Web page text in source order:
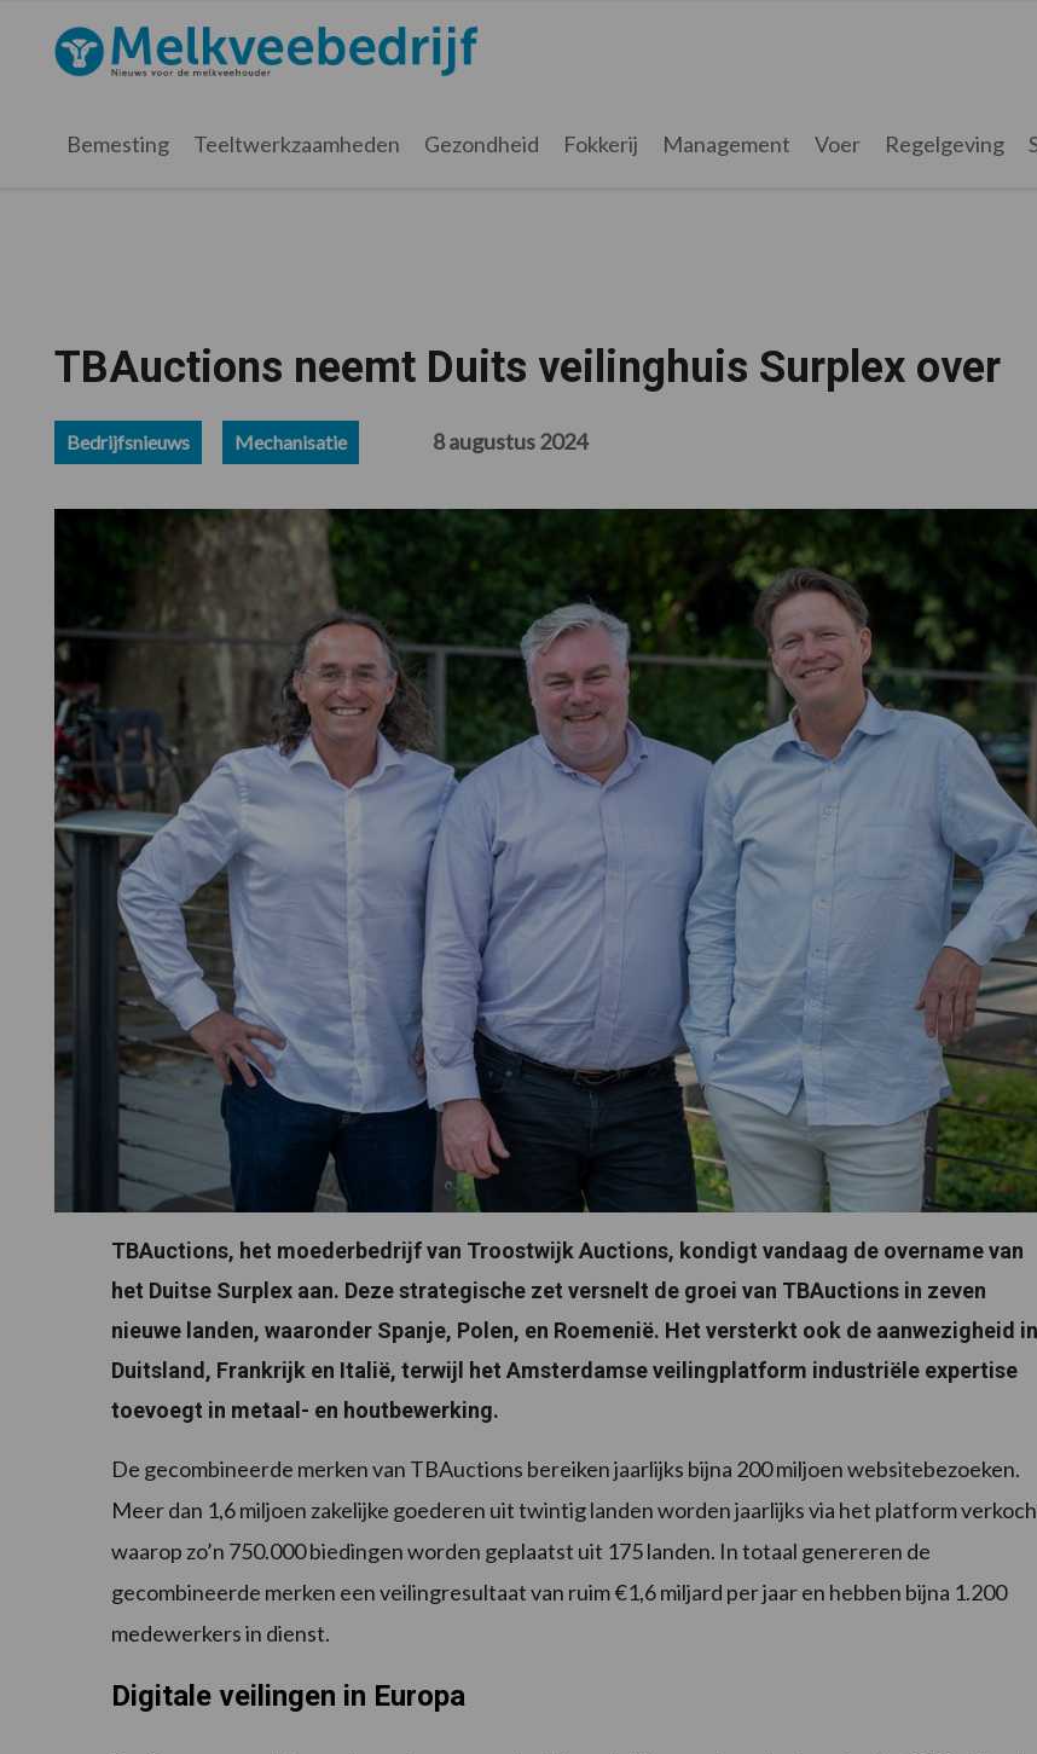
hoofdnavigatie
hoofd
eerste
voettekst
Melkveebedrijf.nl
Bemesting Teeltwerkzaamheden Gezondheid Fokkerij Management Voer Regelgeving
TBAuctions neemt Duits veilinghuis Surplex over
Bedrijfsnieuws Mechanisatie 8 augustus 2024
TBAuctions, het moederbedrijf van Troostwijk Auctions, kondigt vandaag de overname van
het Duitse Surplex aan. Deze strategische zet versnelt de groei van TBAuctions in zeven
nieuwe landen, waaronder Spanje, Polen, en Roemenië. Het versterkt ook de aanwezigheid in
Duitsland, Frankrijk en Italië, terwijl het Amsterdamse veilingplatform industriële expertise
toevoegt in metaal- en houtbewerking.
De gecombineerde merken van TBAuctions bereiken jaarlijks bijna 200 miljoen websitebezoeken.
Meer dan 1,6 miljoen zakelijke goederen uit twintig landen worden jaarlijks via het platform
waarop zo’n 750.000 biedingen worden geplaatst uit 175 landen. In totaal genereren de
gecombineerde merken een veilingresultaat van ruim €1,6 miljard per jaar en hebben bijna 1.200
medewerkers in dienst.
Digitale veilingen in Europa